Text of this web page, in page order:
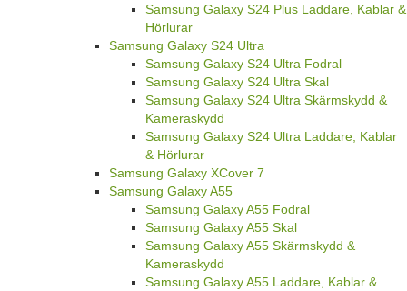
Samsung Galaxy S24 Plus Laddare, Kablar &
Hörlurar
Samsung Galaxy S24 Ultra
Samsung Galaxy S24 Ultra Fodral
Samsung Galaxy S24 Ultra Skal
Samsung Galaxy S24 Ultra Skärmskydd &
Kameraskydd
Samsung Galaxy S24 Ultra Laddare, Kablar
& Hörlurar
Samsung Galaxy XCover 7
Samsung Galaxy A55
Samsung Galaxy A55 Fodral
Samsung Galaxy A55 Skal
Samsung Galaxy A55 Skärmskydd &
Kameraskydd
Samsung Galaxy A55 Laddare, Kablar &